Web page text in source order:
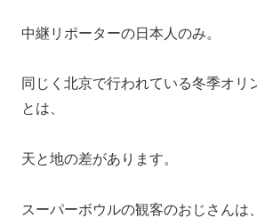
中継リポーターの日本人のみ。
同じく北京で行われている冬季オリ
とは、
天と地の差があります。
スーパーボウルの観客のおじさんは、